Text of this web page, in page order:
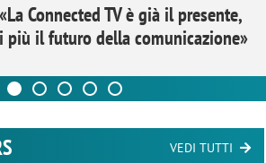
Connected TV è già il presente,
più il futuro della comunicazione»
VEDI TUTTI